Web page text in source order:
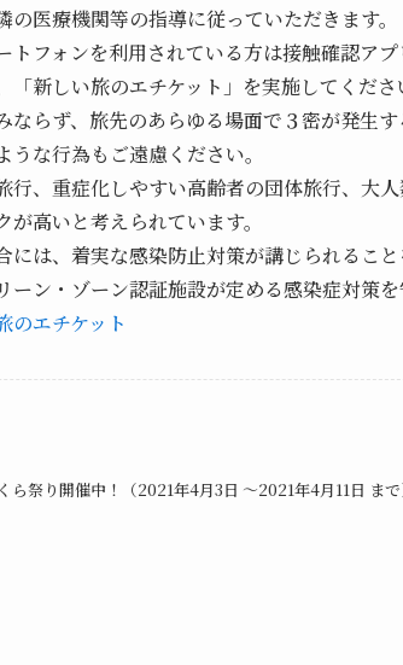
医療機関等の指導に従っていただきます。
フォンを利用されている方は接触確認アプ
「新しい旅のエチケット」を実施してくださ
らず、旅先のあらゆる場面で３密が発生す
な行為もご遠慮ください。
行、重症化しやすい高齢者の団体旅行、大
高いと考えられています。
は、着実な感染防止対策が講じられること
ーン・ゾーン認証施設が定める感染症対
のエチケット
ら祭り開催中！（2021年4月3日 ～2021年4月11日 まで